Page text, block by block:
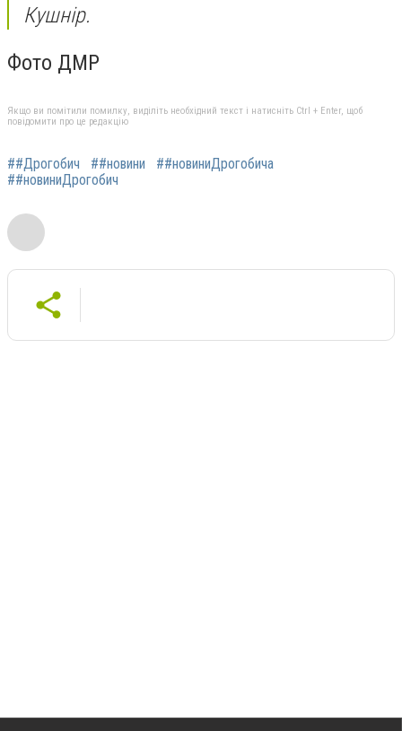
Кушнір.
Фото ДМР
Якщо ви помітили помилку, виділіть необхідний текст і натисніть Ctrl + Enter, щоб
повідомити про це редакцію
##Дрогобич ##новини
##новиниДрогобича
##новиниДрогобич